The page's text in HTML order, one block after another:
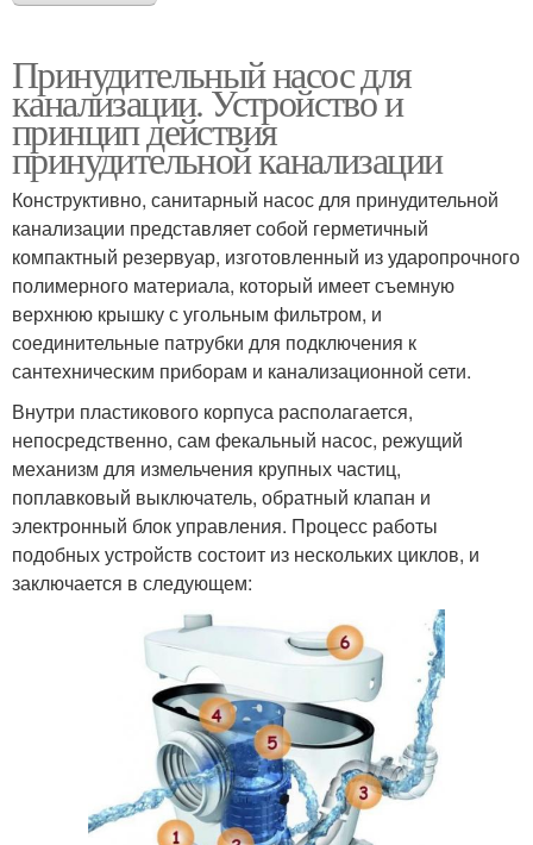
Принудительный насос для
канализации. Устройство и
принцип действия
принудительной канализации
Конструктивно, санитарный насос для принудительной
канализации представляет собой герметичный
компактный резервуар, изготовленный из ударопрочного
полимерного материала, который имеет съемную
верхнюю крышку с угольным фильтром, и
соединительные патрубки для подключения к
сантехническим приборам и канализационной сети.
Внутри пластикового корпуса располагается,
непосредственно, сам фекальный насос, режущий
механизм для измельчения крупных частиц,
поплавковый выключатель, обратный клапан и
электронный блок управления. Процесс работы
подобных устройств состоит из нескольких циклов, и
заключается в следующем: